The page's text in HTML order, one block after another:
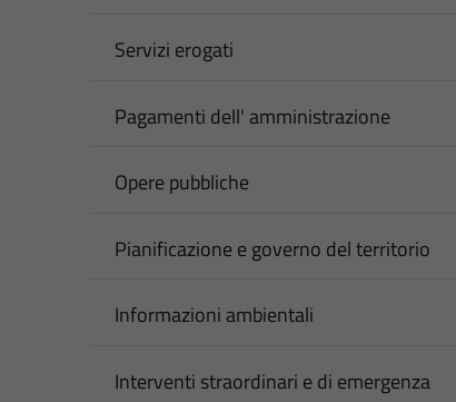
Servizi erogati
Pagamenti dell' amministrazione
Opere pubbliche
Pianificazione e governo del territorio
Informazioni ambientali
Interventi straordinari e di emergenza